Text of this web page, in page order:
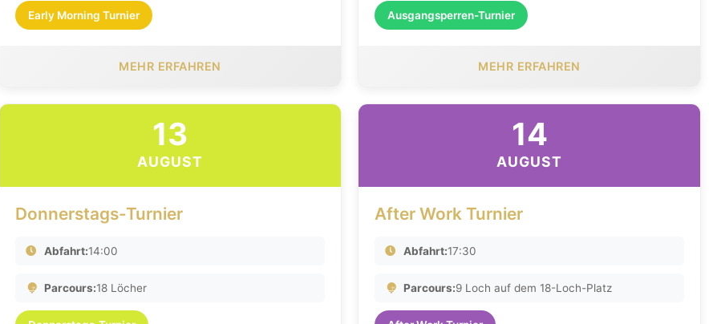
Early Morning Turnier
MEHR ERFAHREN
Ausgangsperren-Turnier
MEHR ERFAHREN
13
AUGUST
Donnerstags-Turnier
Abfahrt:14:00
Parcours:18 Löcher
14
AUGUST
After Work Turnier
Abfahrt:17:30
Parcours:9 Loch auf dem 18-Loch-Platz